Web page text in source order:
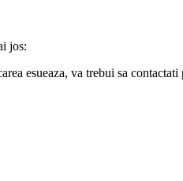
jos:
esueaza, va trebui sa